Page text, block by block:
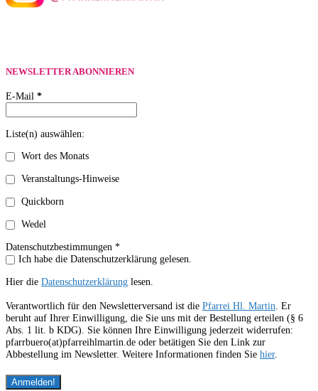
NEWSLETTER ABONNIEREN
E-Mail *
Liste(n) auswählen:
Wort des Monats
Veranstaltungs-Hinweise
Quickborn
Wedel
Datenschutzbestimmungen *
Ich habe die Datenschutzerklärung gelesen.
Hier die Datenschutzerklärung lesen.
Verantwortlich für den Newsletterversand ist die Pfarrei Hl. Martin. Er
beruht auf Ihrer Einwilligung, die Sie uns mit der Bestellung erteilen (§ 6
Abs. 1 lit. b KDG). Sie können Ihre Einwilligung jederzeit widerrufen:
pfarrbuero(at)pfarreihlmartin.de oder betätigen Sie den Link zur
Abbestellung im Newsletter. Weitere Informationen finden Sie hier.